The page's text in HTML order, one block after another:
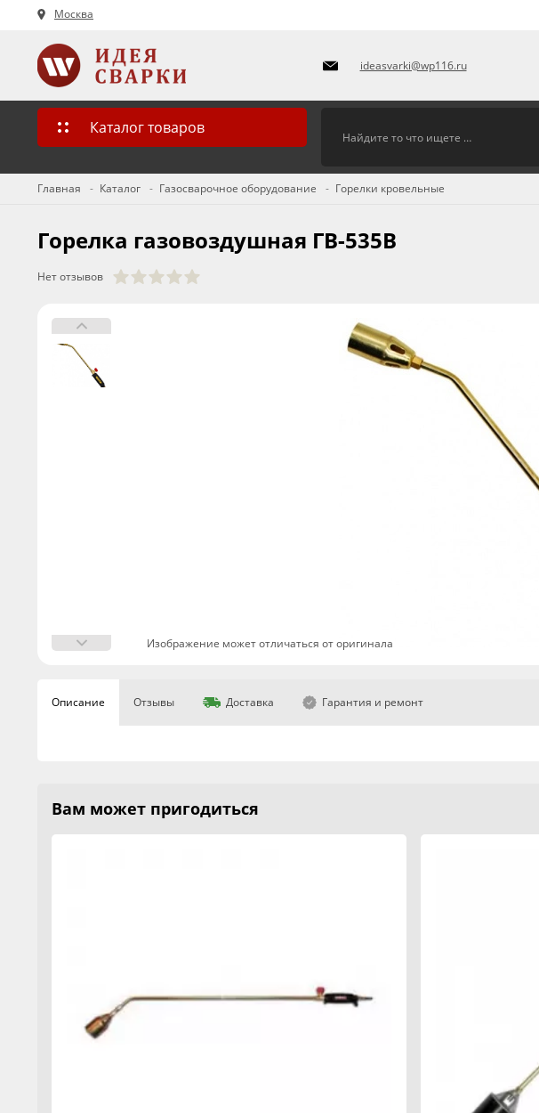
Москва
ideasvarki@wp116.ru
Каталог товаров
Главная Каталог Газосварочное оборудование Горелки кровельные
Горелка газовоздушная ГВ-535В
Нет отзывов
Изображение может отличаться от оригинала
Описание Отзывы Доставка Гарантия и ремонт
Вам может пригодиться